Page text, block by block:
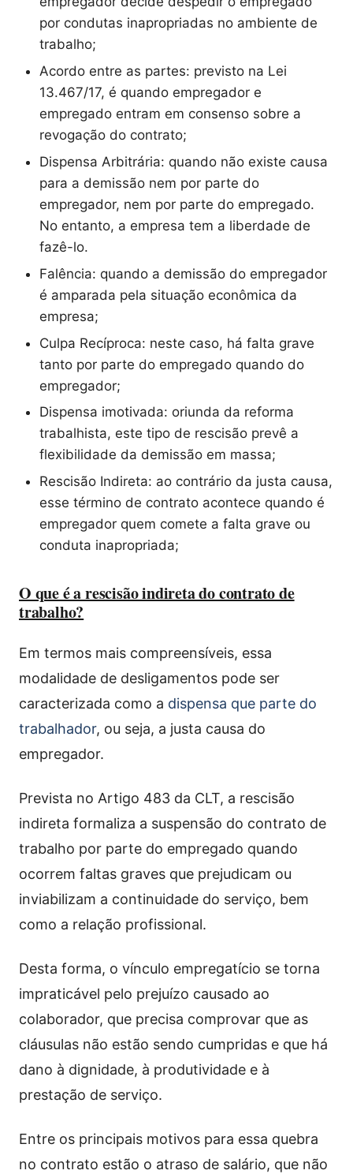
por condutas inapropriadas no ambiente de
trabalho;
Acordo entre as partes: previsto na Lei
13.467/17, é quando empregador e
empregado entram em consenso sobre a
revogação do contrato;
Dispensa Arbitrária: quando não existe causa
para a demissão nem por parte do
empregador, nem por parte do empregado.
No entanto, a empresa tem a liberdade de
fazê-lo.
Falência: quando a demissão do empregador
é amparada pela situação econômica da
empresa;
Culpa Recíproca: neste caso, há falta grave
tanto por parte do empregado quando do
empregador;
Dispensa imotivada: oriunda da reforma
trabalhista, este tipo de rescisão prevê a
flexibilidade da demissão em massa;
Rescisão Indireta: ao contrário da justa causa,
esse término de contrato acontece quando é
empregador quem comete a falta grave ou
conduta inapropriada;
O que é a rescisão indireta do contrato de
trabalho?
Em termos mais compreensíveis, essa
modalidade de desligamentos pode ser
caracterizada como a dispensa que parte do
trabalhador, ou seja, a justa causa do
empregador.
Prevista no Artigo 483 da CLT, a rescisão
indireta formaliza a suspensão do contrato de
trabalho por parte do empregado quando
ocorrem faltas graves que prejudicam ou
inviabilizam a continuidade do serviço, bem
como a relação profissional.
Desta forma, o vínculo empregatício se torna
impraticável pelo prejuízo causado ao
colaborador, que precisa comprovar que as
cláusulas não estão sendo cumpridas e que há
dano à dignidade, à produtividade e à
prestação de serviço.
Entre os principais motivos para essa quebra
no contrato estão o atraso de salário, que não